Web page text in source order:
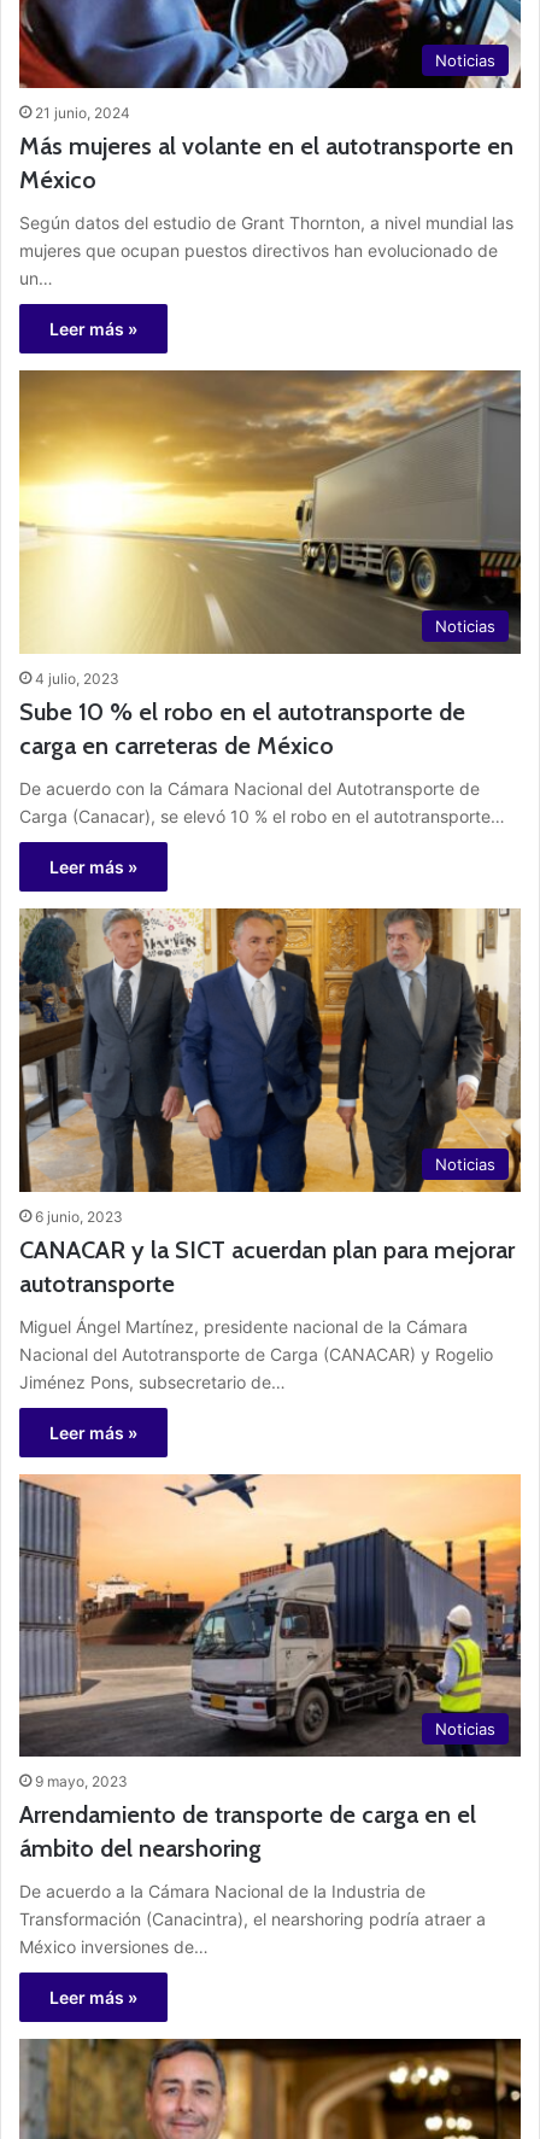
Noticias
21 junio, 2024
Más mujeres al volante en el autotransporte en
México
Según datos del estudio de Grant Thornton, a nivel mundial las
mujeres que ocupan puestos directivos han evolucionado de
un…
Leer más »
Noticias
4 julio, 2023
Sube 10 % el robo en el autotransporte de
carga en carreteras de México
De acuerdo con la Cámara Nacional del Autotransporte de
Carga (Canacar), se elevó 10 % el robo en el autotransporte…
Leer más »
Noticias
6 junio, 2023
CANACAR y la SICT acuerdan plan para mejorar
autotransporte
Miguel Ángel Martínez, presidente nacional de la Cámara
Nacional del Autotransporte de Carga (CANACAR) y Rogelio
Jiménez Pons, subsecretario de…
Leer más »
Noticias
9 mayo, 2023
Arrendamiento de transporte de carga en el
ámbito del nearshoring
De acuerdo a la Cámara Nacional de la Industria de
Transformación (Canacintra), el nearshoring podría atraer a
México inversiones de…
Leer más »